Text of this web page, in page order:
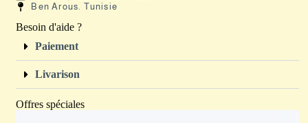
Ben Arous. Tunisie
Besoin d'aide ?
Paiement
Livarison
Offres spéciales